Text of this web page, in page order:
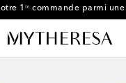
1ʳᵉ commande parmi